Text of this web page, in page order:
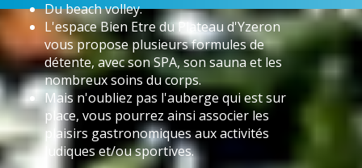
Du beach volley.
L'espace Bien Etre du Plateau d'Yzeron
vous propose plusieurs formules de
détente, avec son SPA, son sauna et les
nombreux soins du corps.
Mais n'oubliez pas l'auberge qui est sur
place, vous pourrez ainsi associer les
plaisirs gastronomiques aux activités
ludiques et/ou sportives.